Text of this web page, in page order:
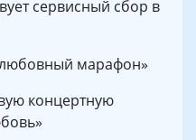
сервисный сбор в
марафон»
концертную